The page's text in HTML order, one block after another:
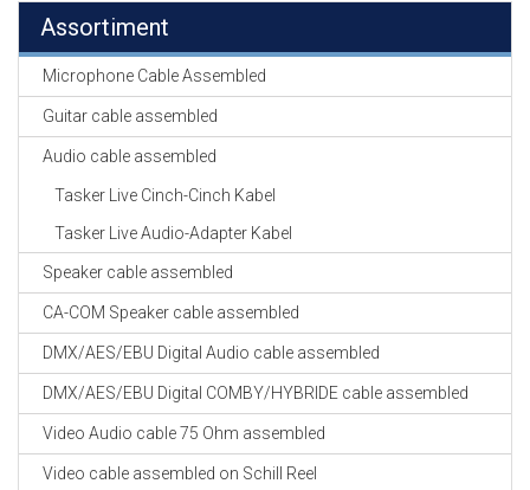
Assortiment
Microphone Cable Assembled
Guitar cable assembled
Audio cable assembled
Tasker Live Cinch-Cinch Kabel
Tasker Live Audio-Adapter Kabel
Speaker cable assembled
CA-COM Speaker cable assembled
DMX/AES/EBU Digital Audio cable assembled
DMX/AES/EBU Digital COMBY/HYBRIDE cable assembled
Video Audio cable 75 Ohm assembled
Video cable assembled on Schill Reel